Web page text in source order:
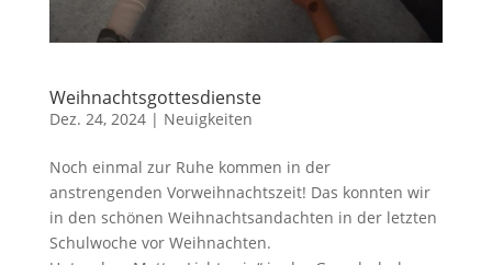
Weihnachtsgottesdienste
Dez. 24, 2024| Neuigkeiten
Noch einmal zur Ruhe kommen in der
anstrengenden Vorweihnachtszeit! Das konnten wir
in den schönen Weihnachtsandachten in der letzten
Schulwoche vor Weihnachten.